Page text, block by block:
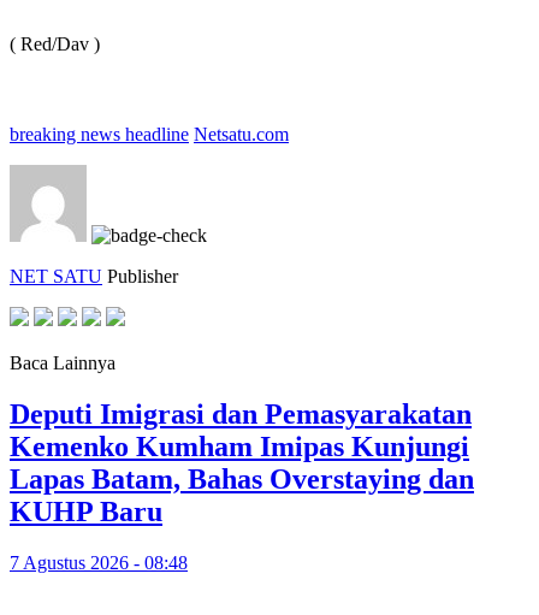
( Red/Dav )
breaking news headline Netsatu.com
NET SATU Publisher
Baca Lainnya
Deputi Imigrasi dan Pemasyarakatan
Kemenko Kumham Imipas Kunjungi
Lapas Batam, Bahas Overstaying dan
KUHP Baru
7 Agustus 2026 - 08:48